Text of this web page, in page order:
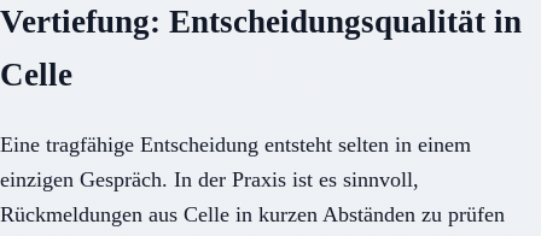
Vertiefung: Entscheidungsqualität in
Celle
Eine tragfähige Entscheidung entsteht selten in einem
einzigen Gespräch. In der Praxis ist es sinnvoll,
Rückmeldungen aus Celle in kurzen Abständen zu prüfen